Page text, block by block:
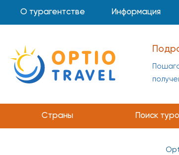
О турагентстве Информация
Страны Поиск